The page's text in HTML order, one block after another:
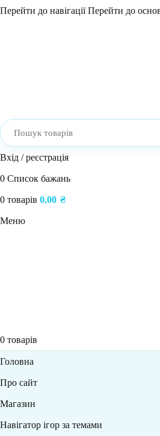
Перейти до навігаціїПерейти до
Вхід / реєстрація
0 Список бажань
0 товарів 0,00 ₴
Меню
0 товарів
Головна
Про сайт
Магазин
Навігатор ігор за темами